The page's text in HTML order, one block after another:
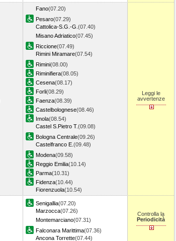
Fano(07.20)
Pesaro(07.29)
Cattolica-S.G.-G. (07.40)
Misano Adriatico(07.45)
Riccione(07.49)
Rimini Miramare(07.54)
Rimini(08.00)
Riminifiera(08.05)
Cesena(08.17)
Forli(08.29)
Faenza(08.39)
Castelbolognese(08.46)
Imola(08.54)
Castel S.Pietro T.(09.08)
Bologna Centrale(09.26)
Castelfranco E. (09.48)
Modena(09.58)
Reggio Emilia(10.14)
Parma(10.31)
Fidenza(10.44)
Fiorenzuola(10.54)
Leggi le
avvertenze
Senigallia(07.20)
Marzocca(07.26)
Montemarciano(07.31)
Falconara Marittima(07.36)
Ancona Torrette(07.44)
Controlla la
Periodicità